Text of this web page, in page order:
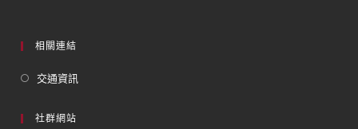
相關連結
交通資訊
社群網站